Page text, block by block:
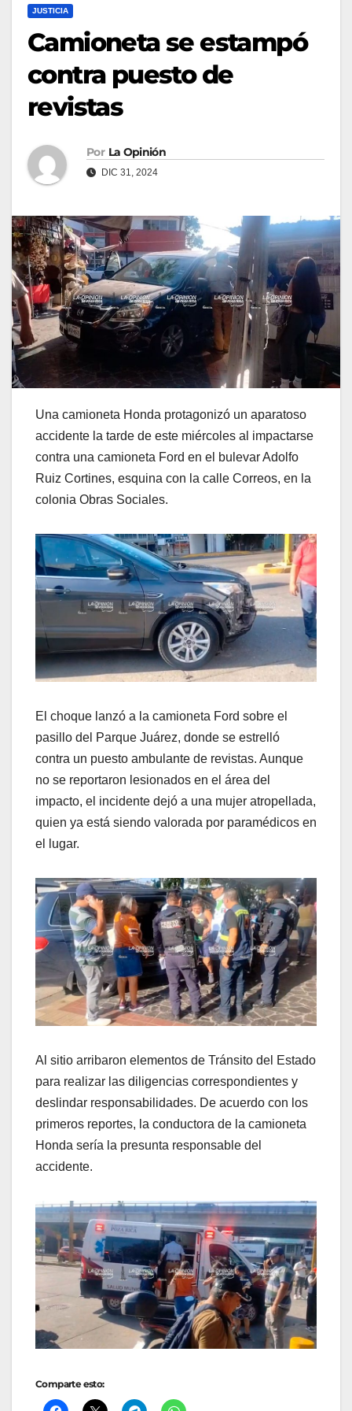
JUSTICIA
Camioneta se estampó
contra puesto de
revistas
Por La Opinión
DIC 31, 2024
Una camioneta Honda protagonizó un aparatoso
accidente la tarde de este miércoles al impactarse
contra una camioneta Ford en el bulevar Adolfo
Ruiz Cortines, esquina con la calle Correos, en la
colonia Obras Sociales.
El choque lanzó a la camioneta Ford sobre el
pasillo del Parque Juárez, donde se estrelló
contra un puesto ambulante de revistas. Aunque
no se reportaron lesionados en el área del
impacto, el incidente dejó a una mujer atropellada,
quien ya está siendo valorada por paramédicos en
el lugar.
Al sitio arribaron elementos de Tránsito del Estado
para realizar las diligencias correspondientes y
deslindar responsabilidades. De acuerdo con los
primeros reportes, la conductora de la camioneta
Honda sería la presunta responsable del
accidente.
Comparte esto: